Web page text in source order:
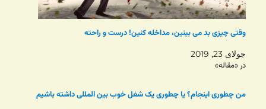
وقتی چیزی بد می بینین، مداخله کنین! درست و راحته
جولای 23, 2019
در «مقاله»
من چطوری اینجام؟ یا چطوری یک شغل خوب بین المللی داشته باشیم